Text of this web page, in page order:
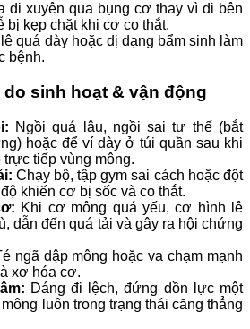
đi xuyên qua bụng cơ thay vì đi bên
bị kẹp chặt khi cơ co thắt.
quá dày hoặc dị dạng bẩm sinh làm
bệnh.
do sinh hoạt & vận động
Ngồi quá lâu, ngồi sai tư thế (bắt
hoặc để ví dày ở túi quần sau khi
tiếp vùng mông.
Chạy bộ, tập gym sai cách hoặc đột
khiến cơ bị sốc và co thắt.
Khi cơ mông quá yếu, cơ hình lê
dẫn đến quá tải và gây ra hội chứng
ngã dập mông hoặc va chạm mạnh
xơ hóa cơ.
Dáng đi lệch, đứng dồn lực một
luôn trong trạng thái căng thẳng